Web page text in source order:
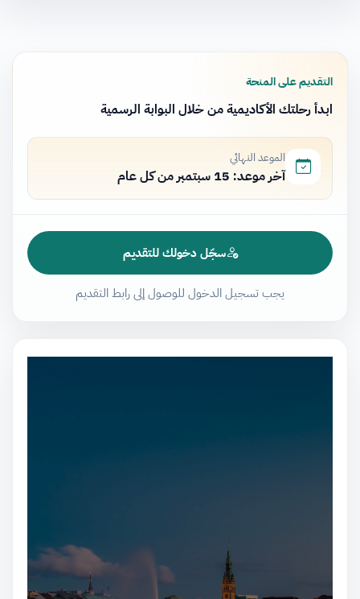
التقديم على المنحة
ابدأ رحلتك الأكاديمية من خلال البوابة الرسمية
الموعد النهائي
آخر موعد: 15 سبتمبر من كل عام
سجّل دخولك للتقديم
يجب تسجيل الدخول للوصول إلى رابط التقديم